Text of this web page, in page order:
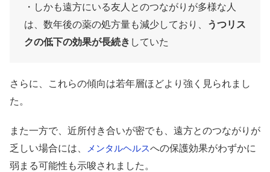
・しかも遠方にいる友人とのつながりが多様な人
は、数年後の薬の処方量も減少しており、 うつリス
クの低下の効果が長続き していた
さらに、これらの傾向は若年層ほどより強く見られまし
た。
また一方で、近所付き合いが密でも、遠方とのつながりが
乏しい場合には、
メンタルヘルスへの保護効果がわずかに
弱まる可能性も示唆されました。